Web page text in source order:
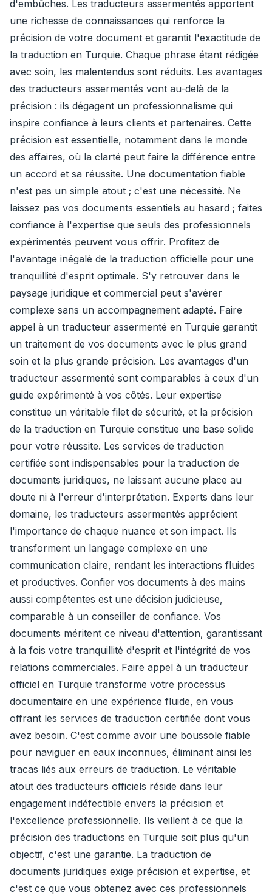
d'embûches. Les traducteurs assermentés apportent
une richesse de connaissances qui renforce la
précision de votre document et garantit l'exactitude de
la traduction en Turquie. Chaque phrase étant rédigée
avec soin, les malentendus sont réduits. Les avantages
des traducteurs assermentés vont au-delà de la
précision : ils dégagent un professionnalisme qui
inspire confiance à leurs clients et partenaires. Cette
précision est essentielle, notamment dans le monde
des affaires, où la clarté peut faire la différence entre
un accord et sa réussite. Une documentation fiable
n'est pas un simple atout ; c'est une nécessité. Ne
laissez pas vos documents essentiels au hasard ; faites
confiance à l'expertise que seuls des professionnels
expérimentés peuvent vous offrir. Profitez de
l'avantage inégalé de la traduction officielle pour une
tranquillité d'esprit optimale. S'y retrouver dans le
paysage juridique et commercial peut s'avérer
complexe sans un accompagnement adapté. Faire
appel à un traducteur assermenté en Turquie garantit
un traitement de vos documents avec le plus grand
soin et la plus grande précision. Les avantages d'un
traducteur assermenté sont comparables à ceux d'un
guide expérimenté à vos côtés. Leur expertise
constitue un véritable filet de sécurité, et la précision
de la traduction en Turquie constitue une base solide
pour votre réussite. Les services de traduction
certifiée sont indispensables pour la traduction de
documents juridiques, ne laissant aucune place au
doute ni à l'erreur d'interprétation. Experts dans leur
domaine, les traducteurs assermentés apprécient
l'importance de chaque nuance et son impact. Ils
transforment un langage complexe en une
communication claire, rendant les interactions fluides
et productives. Confier vos documents à des mains
aussi compétentes est une décision judicieuse,
comparable à un conseiller de confiance. Vos
documents méritent ce niveau d'attention, garantissant
à la fois votre tranquillité d'esprit et l'intégrité de vos
relations commerciales. Faire appel à un traducteur
officiel en Turquie transforme votre processus
documentaire en une expérience fluide, en vous
offrant les services de traduction certifiée dont vous
avez besoin. C'est comme avoir une boussole fiable
pour naviguer en eaux inconnues, éliminant ainsi les
tracas liés aux erreurs de traduction. Le véritable
atout des traducteurs officiels réside dans leur
engagement indéfectible envers la précision et
l'excellence professionnelle. Ils veillent à ce que la
précision des traductions en Turquie soit plus qu'un
objectif, c'est une garantie. La traduction de
documents juridiques exige précision et expertise, et
c'est ce que vous obtenez avec ces professionnels